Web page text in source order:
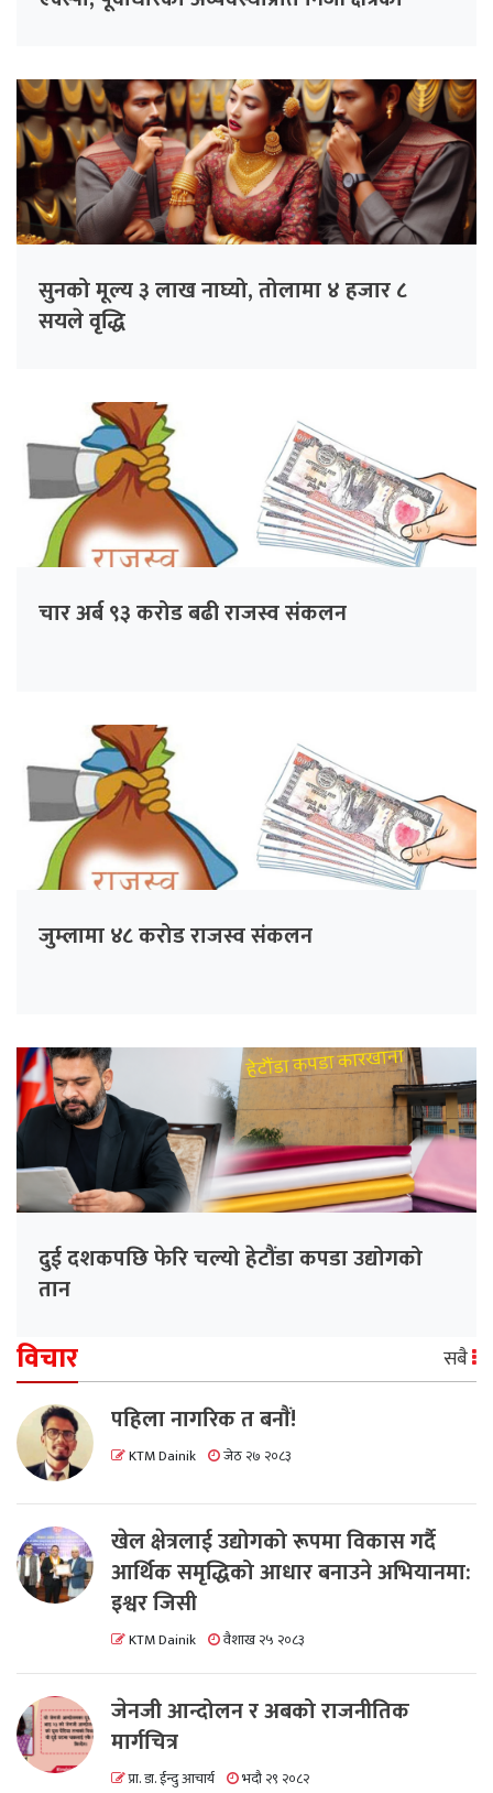
सुनको मूल्य ३ लाख नाघ्यो, तोलामा ४ हजार ८
सयले वृद्धि
चार अर्ब ९३ करोड बढी राजस्व संकलन
जुम्लामा ४८ करोड राजस्व संकलन
दुई दशकपछि फेरि चल्यो हेटौंडा कपडा उद्योगको
तान
विचार सबै
पहिला नागरिक त बनाैं!
KTM Dainik जेठ २७ २०८३
खेल क्षेत्रलाई उद्योगको रूपमा विकास गर्दै
आर्थिक समृद्धिको आधार बनाउने अभियानमा:
इश्वर जिसी
KTM Dainik वैशाख २५ २०८३
जेनजी आन्दोलन र अबको राजनीतिक
मार्गचित्र
प्रा. डा. ईन्दु आचार्य भदौ २९ २०८२